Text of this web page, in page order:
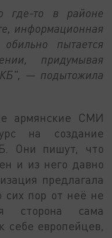
где-то в районе
информационная
пытается
придумывая
— подытожила
армянские СМИ
на создание
Они пишут, что
и из него давно
предлагала
пор от неё не
сторона сама
себе европейцев,